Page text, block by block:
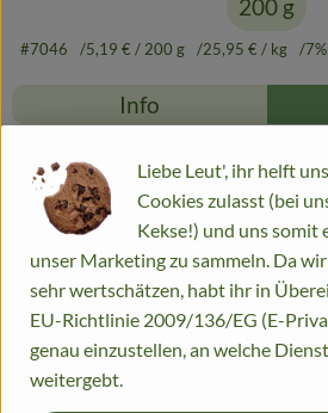
200 g
#7046 5,19 €/ 200 g 25,95 €/ kg
Info
Info
Produktinformationen
Zutaten
Liebe Leut', ihr helft
Cookies zulasst (bei
Kekse!) und uns somit
unser Marketing zu sammeln. Da
sehr wertschätzen, habt ihr in
EU-Richtlinie 2009/136/EG (E-
genau einzustellen, an welche
weitergebt.